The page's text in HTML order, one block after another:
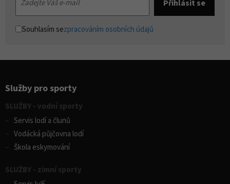
Souhlasím sezpracováním osobních údajů
Služby pro sporty
SLUŽBY - vodní sporty
Servis lodí a člunů
Vodácká půjčovna lodí
Škola eskymování
SLUŽBY - zimní sporty